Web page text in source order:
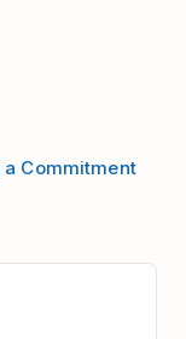
Commitment